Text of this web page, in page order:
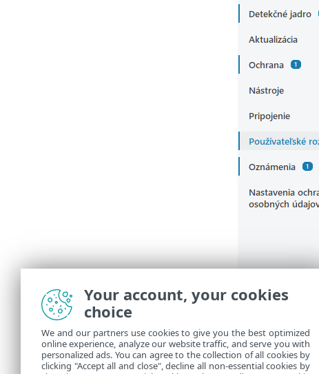
Your account, your cookies
choice
We and our partners use cookies to give you the best optimized
online experience, analyze our website traffic, and serve you with
personalized ads. You can agree to the collection of all cookies by
clicking "Accept all and close", decline all non-essential cookies by